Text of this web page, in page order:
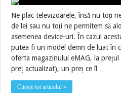
Ne plac televizoarele, însă nu toți
de lei sau nu toți ne permitem să
asemenea device-uri. În cazul
putea fi un model demn de luat în
oferta magazinului eMAG, la
preț actualizat), un preț ce îl …
Citește tot articolul »